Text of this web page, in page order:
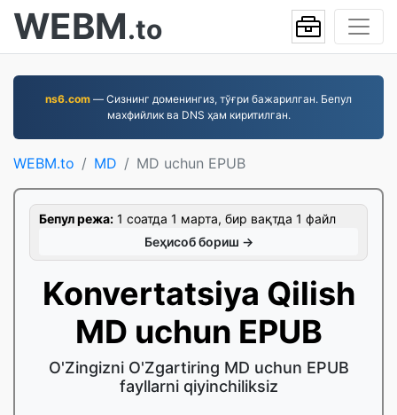
WEBM.to
ns6.com — Сизнинг доменингиз, тўғри бажарилган. Бепул
махфийлик ва DNS ҳам киритилган.
WEBM.to MD MD uchun EPUB
Бепул режа: 1 соатда 1 марта, бир вақтда 1 файл
Беҳисоб бориш →
Konvertatsiya Qilish
MD uchun EPUB
O'Zingizni O'Zgartiring MD uchun EPUB
fayllarni qiyinchiliksiz